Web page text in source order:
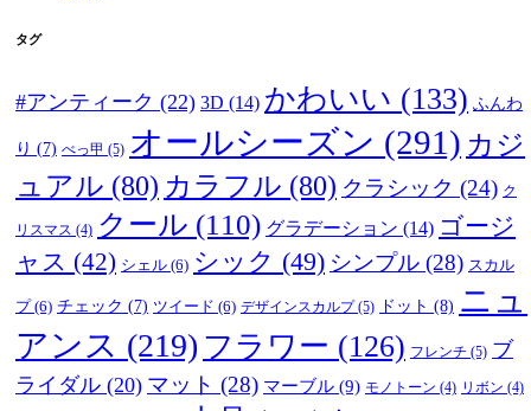
タグ
#アンティーク (22) 3D (14) かわいい (133) ふんわ
り (7) べっ甲 (5) オールシーズン (291) カジ
ュアル (80) カラフル (80) クラシック (24) ク
リスマス (4) クール (110) グラデーション (14) ゴージ
ャス (42) シェル (6) シック (49) シンプル (28) スカル
プ(6) チェック (7) ツイード (6) デザインスカルプ(5) ドット (8) ニュ
アンス (219) フラワー (126) フレンチ (5) ブ
ライダル (20) マット (28) マーブル (9) モノトーン (4) リボン (4)